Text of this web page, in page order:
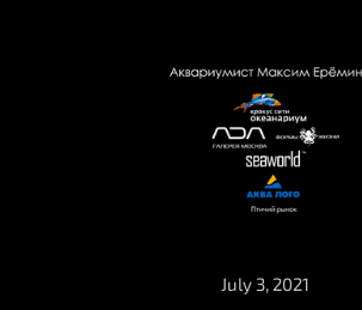
July 3, 2021